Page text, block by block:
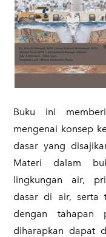
Buku ini
mengenai konsep
dasar yang
Materi dalam
lingkungan air,
dasar di air, serta
dengan tahapan
diharapkan dapat